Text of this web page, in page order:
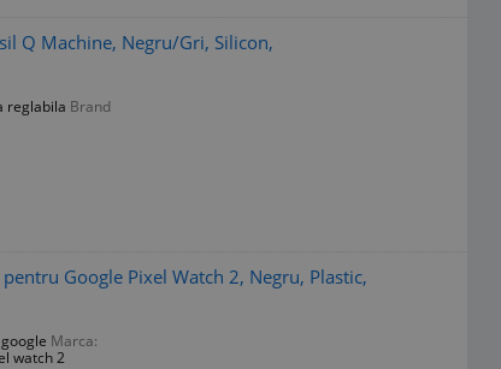
Q Machine, Negru/Gri, Silicon,
reglabila Brand
Google Pixel Watch 2, Negru, Plastic,
google Marca:
watch 2